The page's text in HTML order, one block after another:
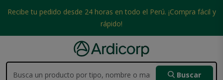
Recibe tu pedido desde 24 horas en todo el Perú. ¡Compra fácil y
rápido!
Buscar